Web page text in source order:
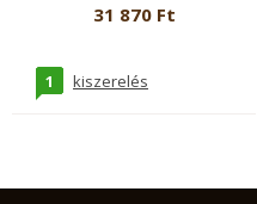
31 870 Ft
1 kiszerelés